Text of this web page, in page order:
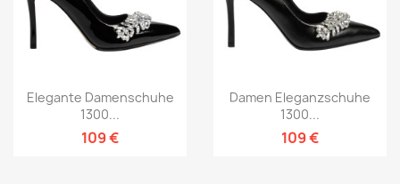
Elegante Damenschuhe
1300...
109 €
Damen Eleganzschuhe
1300...
109 €